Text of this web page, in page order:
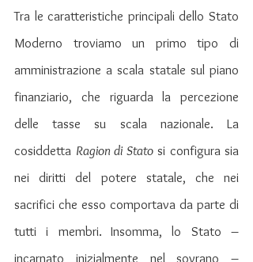
Tra le caratteristiche principali dello Stato
Moderno troviamo un primo tipo di
amministrazione a scala statale sul piano
finanziario, che riguarda la percezione
delle tasse su scala nazionale. La
cosiddetta Ragion di Stato si configura sia
nei diritti del potere statale, che nei
sacrifici che esso comportava da parte di
tutti i membri.
Insomma, lo Stato –
incarnato inizialmente nel sovrano –